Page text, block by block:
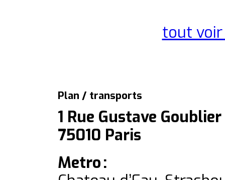
tout voir
Plan / transports
1 Rue Gustave Goublier
75010 Paris
Metro :